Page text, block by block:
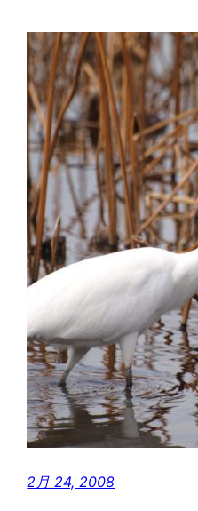
2月 24, 2008